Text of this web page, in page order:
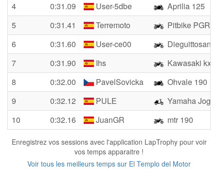
4
0:31.09 User-5dbe
Aprilia 125
5
0:31.41 Terremoto
Pitbike PGR
6
0:31.60 User-ce00
7
0:31.90 Ihs
Kawasaki kx
8
0:32.00 PavelSovicka
Ohvale 190
9
0:32.12 PULE
Yamaha Jog
10
0:32.16 JuanGR mtr 190
Enregistrez vos sessions avec l'application LapTrophy pour voir
vos temps apparaitre !
Voir tous les meilleurs temps sur El Templo del Motor